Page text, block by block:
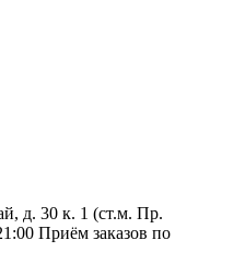
д. 30 к. 1 (ст.м. Пр.
Приём заказов по